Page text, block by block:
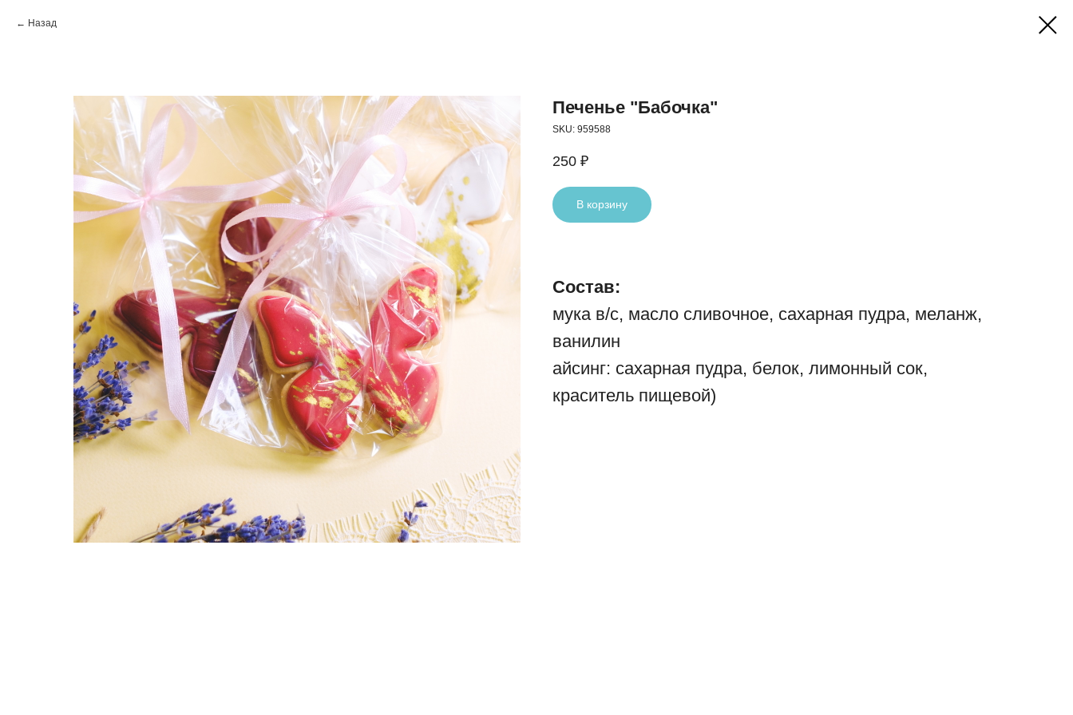
Назад
Печенье "Бабочка"
SKU: 959588
250 ₽
В корзину
Состав:
мука в/с, масло сливочное, сахарная пудра, меланж,
ванилин
айсинг: сахарная пудра, белок, лимонный сок,
краситель пищевой)